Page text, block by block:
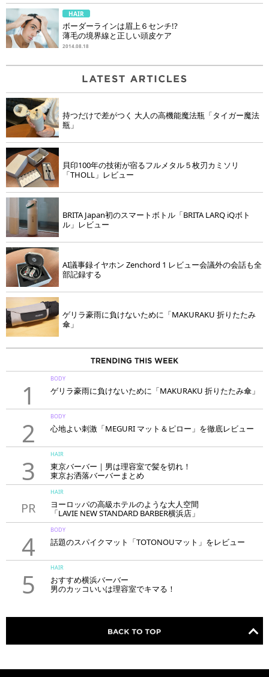
HAIR
ボーダーラインは眉上６センチ!?
薄毛の境界線と正しい頭皮ケア
2014.08.18
持つだけで差がつく 大人の高機能魔法瓶「タイガー魔法
瓶」
貝印100年の技術が宿るフルメタル５枚刃カミソリ
「THOLL」レビュー
BRITA Japan初のスマートボトル「BRITA LARQ iQボト
ル」レビュー
AI議事録イヤホン Zenchord 1 レビュー会議外の会話も全
部記録する
ゲリラ豪雨に負けないために「MAKURAKU 折りたたみ
傘」
1
BODY
ゲリラ豪雨に負けないために「MAKURAKU 折りたたみ傘」
2
BODY
心地よい刺激「MEGURI マット＆ピロー」を徹底レビュー
3
HAIR
東京バーバー｜男は理容室で髪を切れ！
東京お洒落バーバーまとめ
PR
HAIR
ヨーロッパの高級ホテルのような大人空間
「LAVIE NEW STANDARD BARBER横浜店」
4
BODY
話題のスパイクマット「TOTONOUマット」をレビュー
5
HAIR
おすすめ横浜バーバー
男のカッコいいは理容室でキマる！